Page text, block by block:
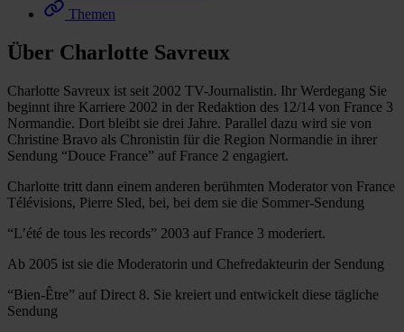
Themen
Über Charlotte Savreux
Charlotte Savreux ist seit 2002 TV-Journalistin. Ihr Werdegang Sie
beginnt ihre Karriere 2002 in der Redaktion des 12/14 von France 3
Normandie. Dort bleibt sie drei Jahre. Parallel dazu wird sie von
Christine Bravo als Chronistin für die Region Normandie in ihrer
Sendung “Douce France” auf France 2 engagiert.
Charlotte tritt dann einem anderen berühmten Moderator von France
Télévisions, Pierre Sled, bei, bei dem sie die Sommer-Sendung
“L’été de tous les records” 2003 auf France 3 moderiert.
Ab 2005 ist sie die Moderatorin und Chefredakteurin der Sendung
“Bien-Être” auf Direct 8. Sie kreiert und entwickelt diese tägliche
Sendung